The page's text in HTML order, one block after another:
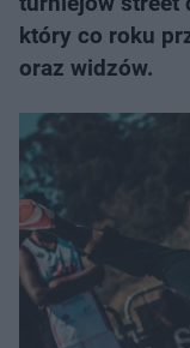
który co roku
oraz widzów.